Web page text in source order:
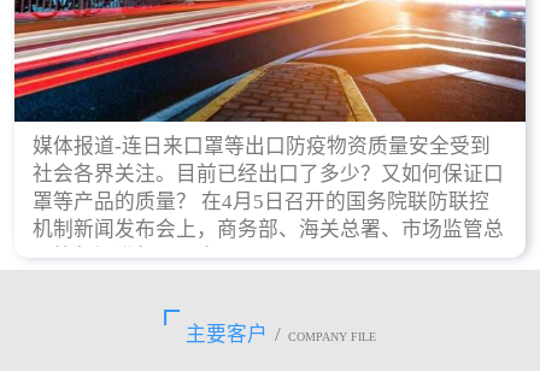
媒体报道-连日来口罩等出口防疫物资质量安全受到
社会各界关注。目前已经出口了多少？又如何保证口
罩等产品的质量？ 在4月5日召开的国务院联防联控
机制新闻发布会上，商务部、海关总署、市场监管总
局等部门进行了回应。
主要客户 / COMPANY FILE